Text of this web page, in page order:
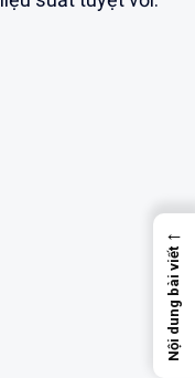
←
Nội dung bài viết